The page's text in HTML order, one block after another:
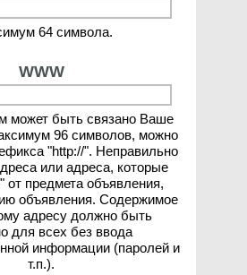
64 символа.
WWW
может быть связано Ваше
96 символов, можно
"http://". Неправильно
или адреса, которые
от предмета объявления,
объявления. Содержимое
адресу должно быть
для всех без ввода
информации (паролей и
т.п.).